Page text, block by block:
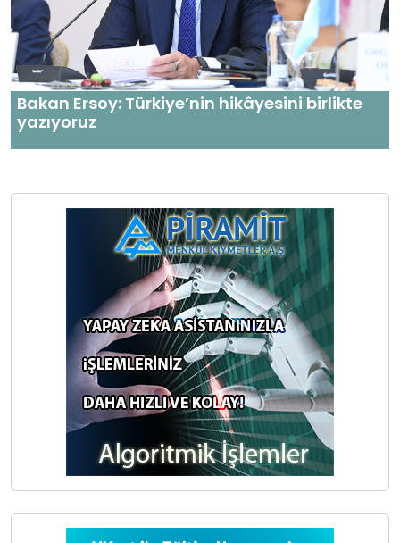
Bakan Ersoy: Türkiye’nin hikâyesini birlikte
yazıyoruz